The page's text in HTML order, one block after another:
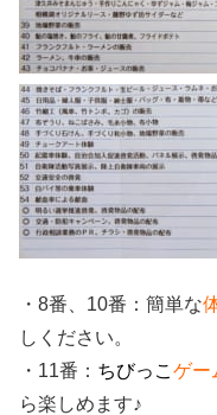
・8番、10番：簡単な
しください。
・11番： ちびっこ ゲー
ら楽しめます♪